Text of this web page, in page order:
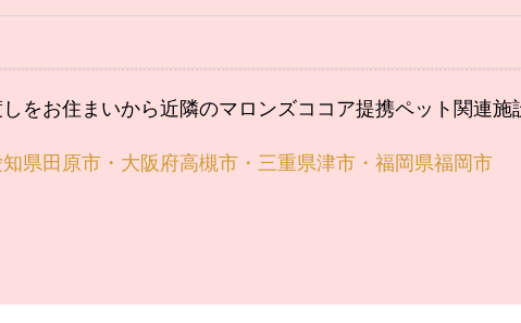
をお住まいから近隣のマロンズココア提携ペット関連施
県田原市・大阪府高槻市・三重県津市・福岡県福岡市